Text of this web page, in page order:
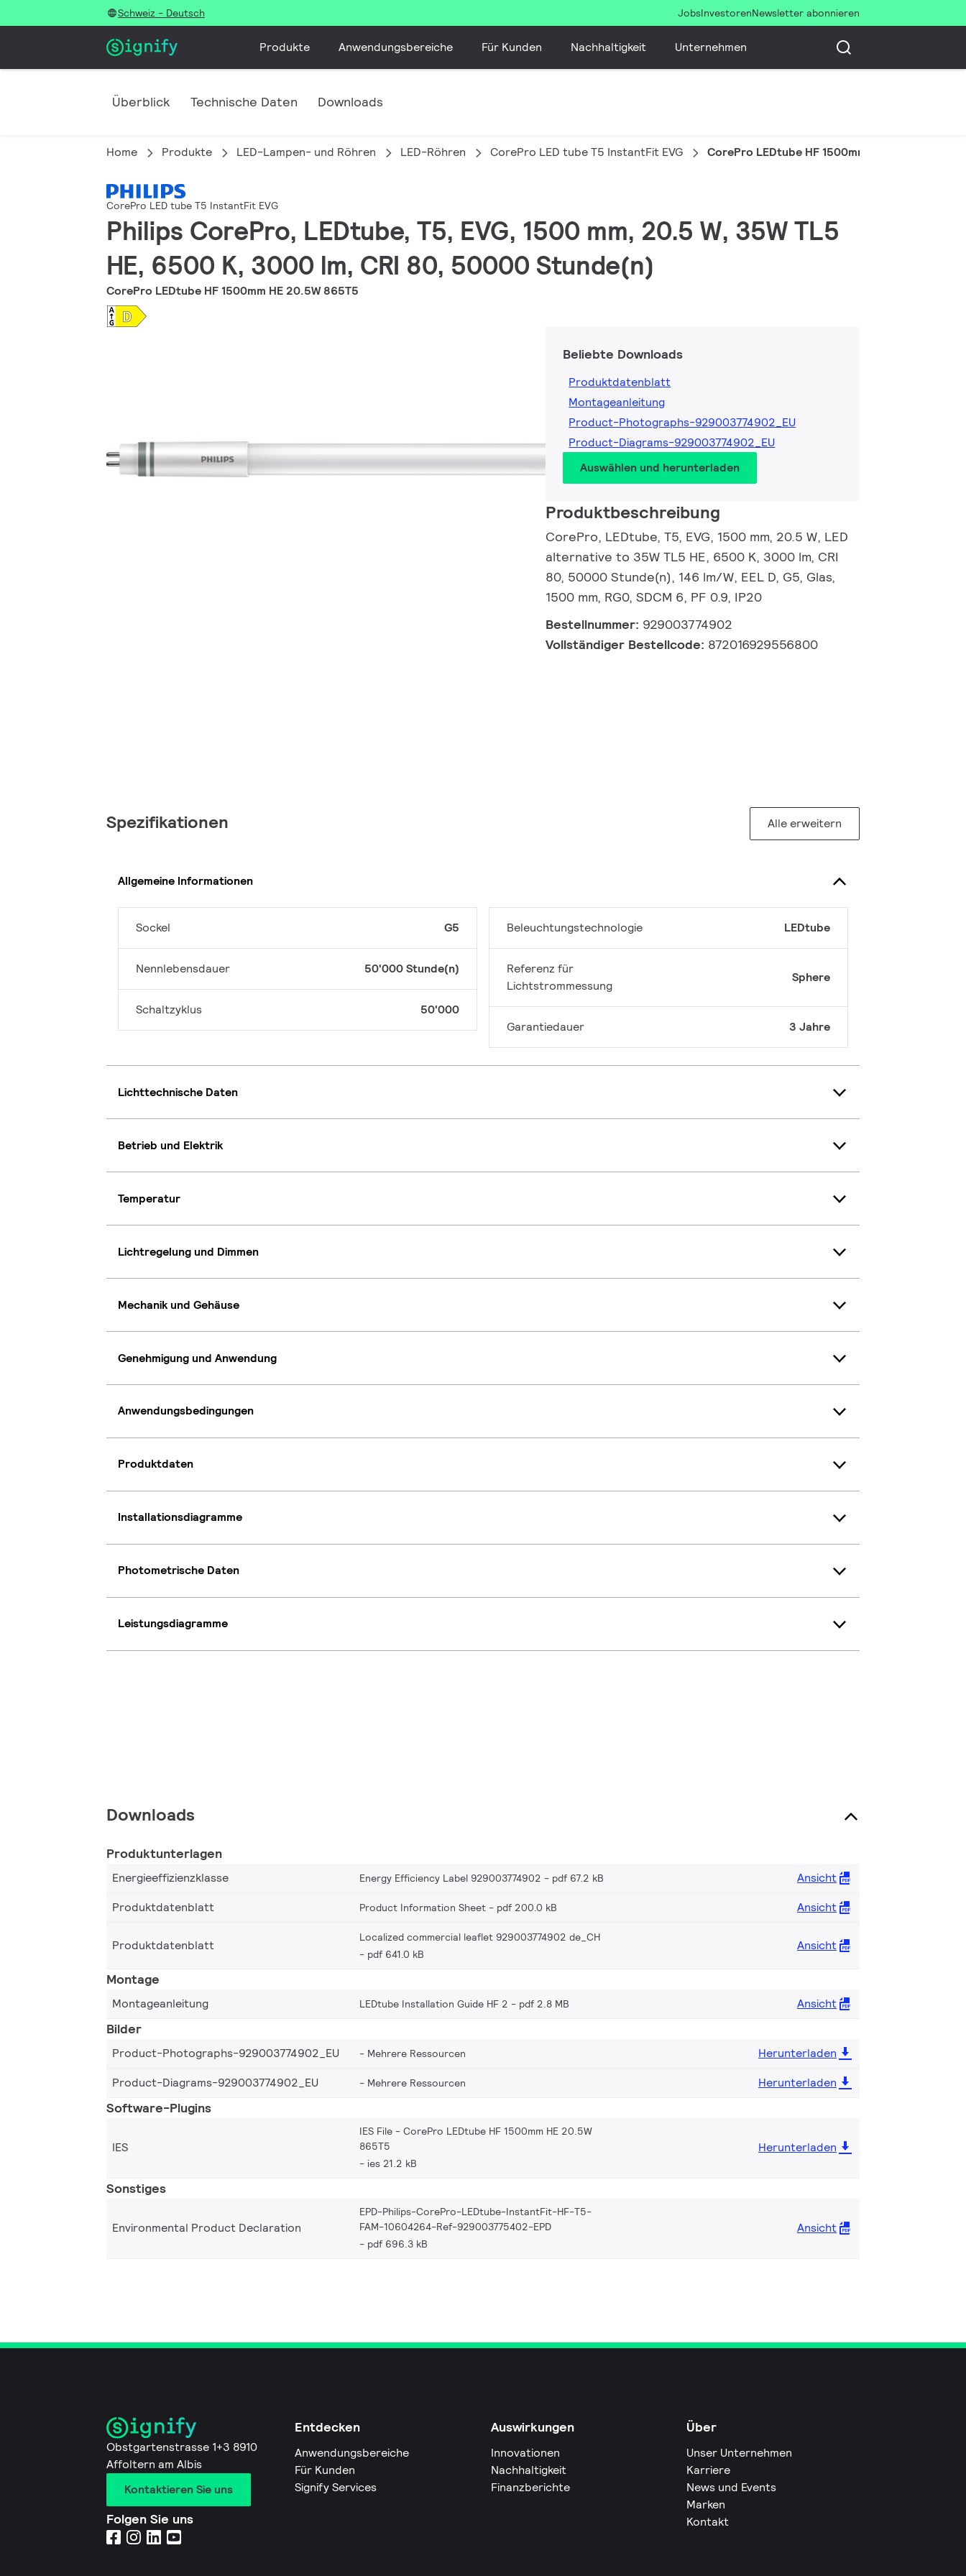
Schweiz - Deutsch JobsInvestorenNewsletter abonnieren
Produkte Anwendungsbereiche Für Kunden Nachhaltigkeit Unternehmen
Überblick Technische Daten Downloads
Home Produkte LED-Lampen- und Röhren LED-Röhren CorePro LED tube T5 InstantFit EVG CorePro LEDtube HF 1500mm HE 20.5W 865T5
CorePro LED tube T5 InstantFit EVG
Philips CorePro, LEDtube, T5, EVG, 1500 mm, 20.5 W, 35W TL5
HE, 6500 K, 3000 lm, CRI 80, 50000 Stunde(n)
CorePro LEDtube HF 1500mm HE 20.5W 865T5
Beliebte Downloads
Produktdatenblatt
Montageanleitung
Product-Photographs-929003774902_EU
Product-Diagrams-929003774902_EU
Auswählen und herunterladen
Produktbeschreibung
CorePro, LEDtube, T5, EVG, 1500 mm, 20.5 W, LED
alternative to 35W TL5 HE, 6500 K, 3000 lm, CRI
80, 50000 Stunde(n), 146 lm/W, EEL D, G5, Glas,
1500 mm, RG0, SDCM 6, PF 0.9, IP20
Bestellnummer: 929003774902
Vollständiger Bestellcode: 872016929556800
Spezifikationen Alle erweitern
Allgemeine Informationen
Sockel G5
Nennlebensdauer 50'000 Stunde(n)
Schaltzyklus 50'000
Beleuchtungstechnologie LEDtube
Referenz für
Lichtstrommessung
Sphere
Garantiedauer 3 Jahre
Lichttechnische Daten
Betrieb und Elektrik
Temperatur
Lichtregelung und Dimmen
Mechanik und Gehäuse
Genehmigung und Anwendung
Anwendungsbedingungen
Produktdaten
Installationsdiagramme
Photometrische Daten
Leistungsdiagramme
Downloads
Produktunterlagen
Energieeffizienzklasse Energy Efficiency Label 929003774902 pdf 67.2 kB
Ansicht
Produktdatenblatt
Product Information Sheet pdf 200.0 kB Ansicht
Produktdatenblatt
Localized commercial leaflet 929003774902 de_CH
pdf 641.0 kB
Ansicht
Montage
Montageanleitung LEDtube Installation Guide HF 2 pdf 2.8 MB Ansicht
Bilder
Product-Photographs-929003774902_EU Mehrere Ressourcen
Herunterladen
Product-Diagrams-929003774902_EU
Mehrere Ressourcen Herunterladen
Software-Plugins
IES
IES File - CorePro LEDtube HF 1500mm HE 20.5W
865T5
ies 21.2 kB
Herunterladen
Sonstiges
Environmental Product Declaration
EPD-Philips-CorePro-LEDtube-InstantFit-HF-T5-
FAM-10604264-Ref-929003775402-EPD
pdf 696.3 kB
Ansicht
Obstgartenstrasse 1+3 8910
Affoltern am Albis
Kontaktieren Sie uns
Folgen Sie uns
Entdecken
Anwendungsbereiche
Für Kunden
Signify Services
Auswirkungen
Innovationen
Nachhaltigkeit
Finanzberichte
Über
Unser Unternehmen
Karriere
News und Events
Marken
Kontakt